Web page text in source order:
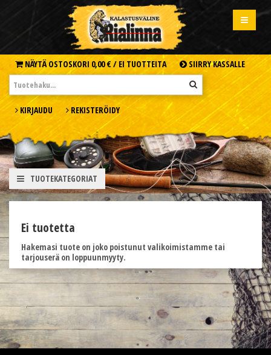
NÄYTÄ OSTOSKORI 0,00 € / EI TUOTTEITA SIIRRY KASSALLE
KIRJAUDU REKISTERÖIDY
TUOTEKATEGORIAT
Ei tuotetta
Hakemasi tuote on joko poistunut valikoimistamme tai
tarjouserä on loppuunmyyty.